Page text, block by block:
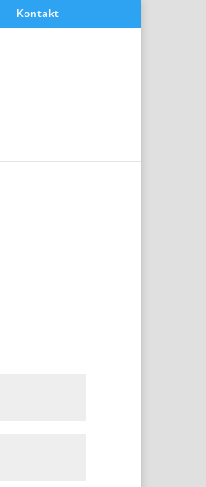
Kontakt